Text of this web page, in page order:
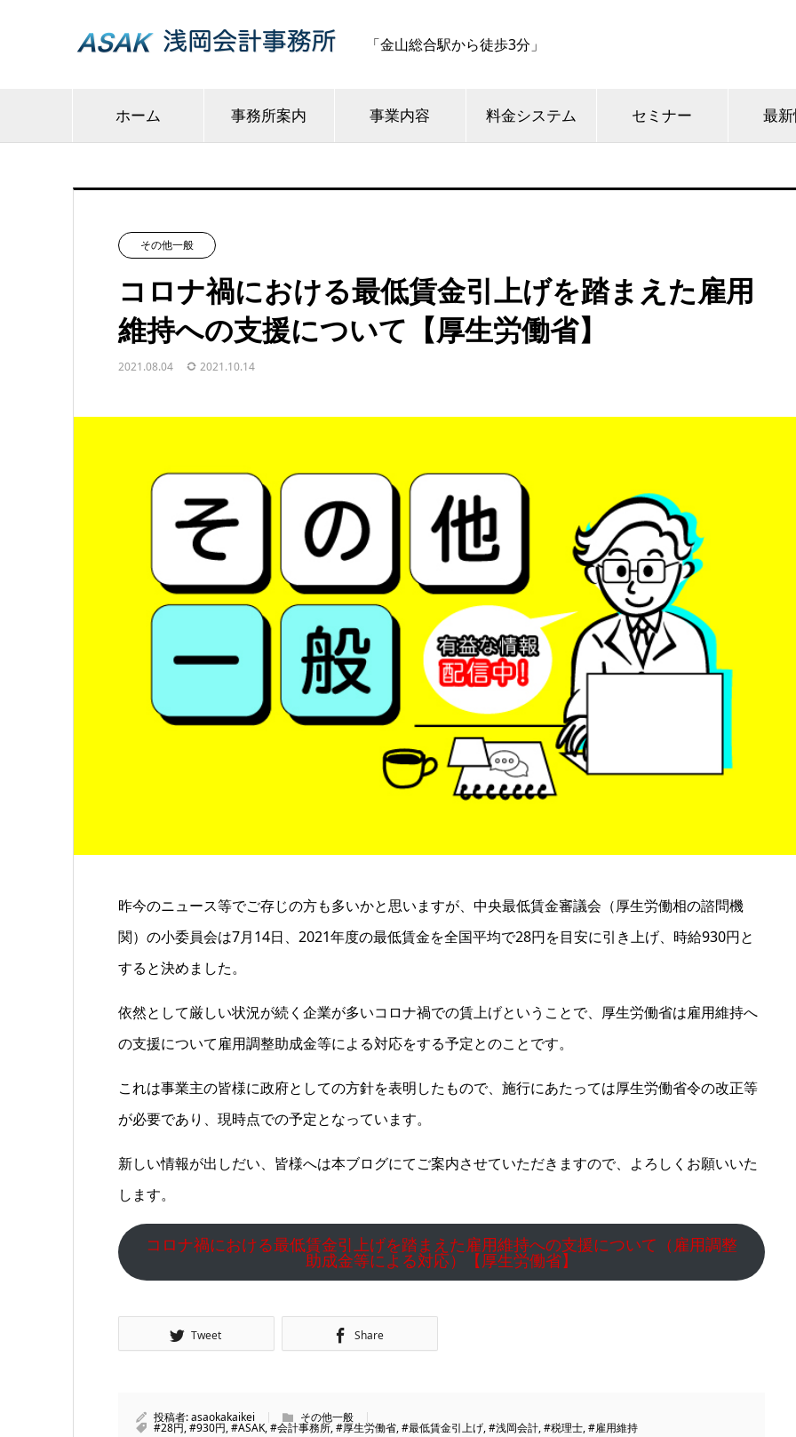
「金山総合駅から徒歩3分」
ホーム 事務所案内 事業内容 料金システム セミナー 最
その他一般
コロナ禍における最低賃金引上げを踏まえた雇用
維持への支援について【厚生労働省】
2021.08.04 2021.10.14
昨今のニュース等でご存じの方も多いかと思いますが、中央最低賃金審議会（厚生労働相の諮問機
関）の小委員会は7月14日、2021年度の最低賃金を全国平均で28円を目安に引き上げ、時給930円と
すると決めました。
依然として厳しい状況が続く企業が多いコロナ禍での賃上げということで、厚生労働省は雇用維持へ
の支援について雇用調整助成金等による対応をする予定とのことです。
これは事業主の皆様に政府としての方針を表明したもので、施行にあたっては厚生労働省令の改正等
が必要であり、現時点での予定となっています。
新しい情報が出しだい、皆様へは本ブログにてご案内させていただきますので、よろしくお願いいた
します。
コロナ禍における最低賃金引上げを踏まえた雇用維持への支援について（雇用調整
助成金等による対応）【厚生労働省】
Tweet Share
投稿者:asaokakaikei その他一般
#28円,#930円,#ASAK,#会計事務所,#厚生労働省,#最低賃金引上げ,#浅岡会計,#税理士,#雇用維持